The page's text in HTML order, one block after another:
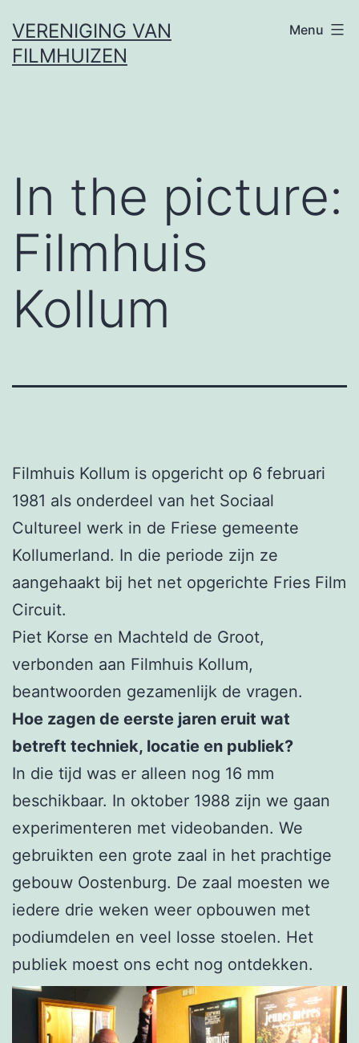
naar
de
VERENIGING VAN
FILMHUIZEN
Menu
In the picture:
Filmhuis
Kollum
Filmhuis Kollum is opgericht op 6 februari
1981 als onderdeel van het Sociaal
Cultureel werk in de Friese gemeente
Kollumerland. In die periode zijn ze
aangehaakt bij het net opgerichte Fries Film
Circuit.
Piet Korse en Machteld de Groot,
verbonden aan Filmhuis Kollum,
beantwoorden gezamenlijk de vragen.
Hoe zagen de eerste jaren eruit wat
betreft techniek, locatie en publiek?
In die tijd was er alleen nog 16 mm
beschikbaar. In oktober 1988 zijn we gaan
experimenteren met videobanden. We
gebruikten een grote zaal in het prachtige
gebouw Oostenburg. De zaal moesten we
iedere drie weken weer opbouwen met
podiumdelen en veel losse stoelen. Het
publiek moest ons echt nog ontdekken.